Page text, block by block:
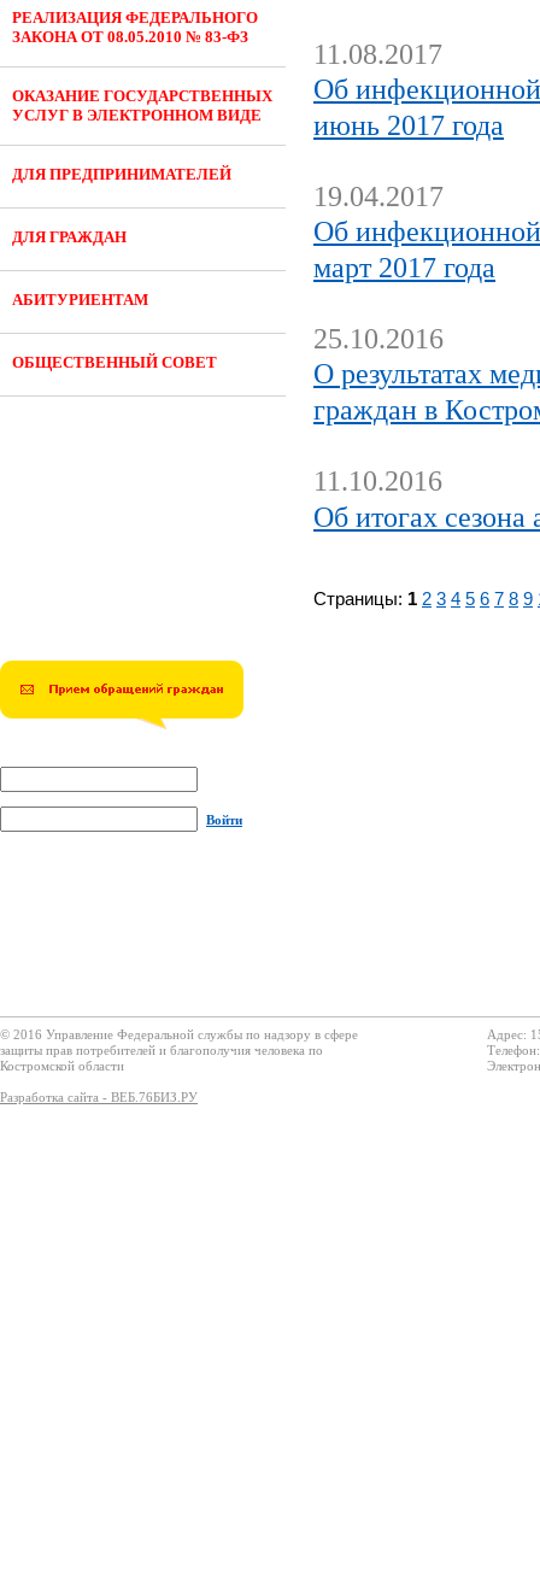
РЕАЛИЗАЦИЯ ФЕДЕРАЛЬНОГО
ЗАКОНА ОТ 08.05.2010 № 83-ФЗ
ОКАЗАНИЕ ГОСУДАРСТВЕННЫХ
УСЛУГ В ЭЛЕКТРОННОМ ВИДЕ
ДЛЯ ПРЕДПРИНИМАТЕЛЕЙ
ДЛЯ ГРАЖДАН
АБИТУРИЕНТАМ
ОБЩЕСТВЕННЫЙ СОВЕТ
11.08.2017
Об инфекционной
июнь 2017 года
19.04.2017
Об инфекционной
март 2017 года
25.10.2016
О результатах
граждан в
11.10.2016
Об итогах
Страницы: 1 2 3 4 5 6 7 8 9
Войти
© 2016 Управление Федеральной службы по надзору в сфере
защиты прав потребителей и благополучия человека по
Костромской области
Разработка сайта - ВЕБ.76БИЗ.РУ
Адрес: